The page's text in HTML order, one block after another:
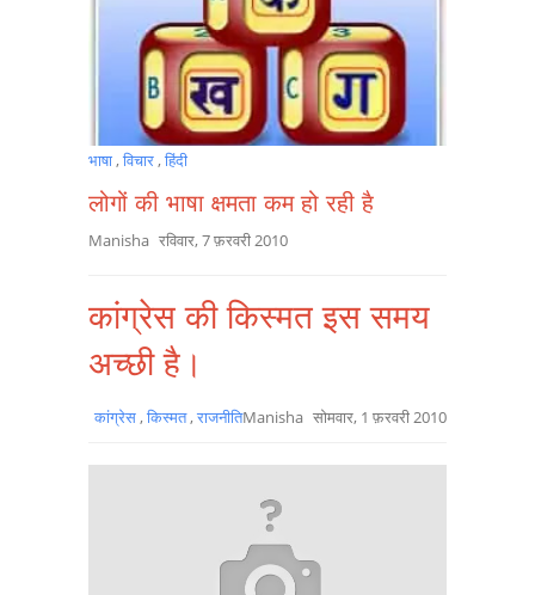
भाषा,विचार,हिंदी
लोगों की भाषा क्षमता कम हो रही है
Manisha रविवार, 7 फ़रवरी 2010
कांग्रेस की किस्मत इस समय
अच्छी है।
Manisha सोमवार, 1 फ़रवरी 2010
कांग्रेस,किस्मत,राजनीति